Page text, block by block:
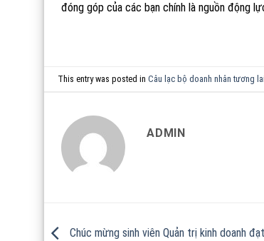
đóng góp của các bạn chính là nguồn động
This entry was posted inCâu lạc bộ doanh nhân tương
ADMIN
Chúc mừng sinh viên Quản trị kinh doanh